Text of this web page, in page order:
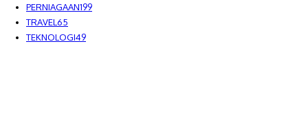
PERNIAGAAN199
TRAVEL65
TEKNOLOGI49